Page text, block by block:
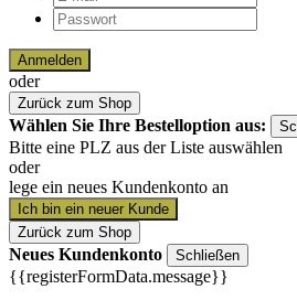
Anmelden
oder
Zurück zum Shop
Wählen Sie Ihre Bestelloption aus:
Bitte eine PLZ aus der Liste auswählen
oder
lege ein neues Kundenkonto an
Ich bin ein neuer Kunde
Zurück zum Shop
Neues Kundenkonto Schließen
{{registerFormData.message}}